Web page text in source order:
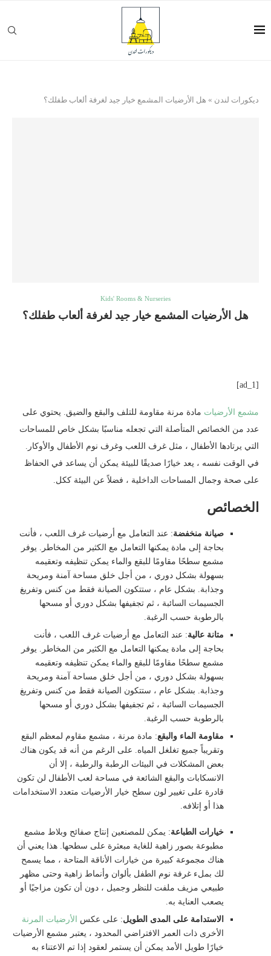
ديكورات لندن » هل الأرضيات المشمع خيار جيد لغرفة ألعاب طفلك؟
Kids' Rooms & Nurseries
هل الأرضيات المشمع خيار جيد لغرفة ألعاب طفلك؟
[ad_1]
مشمع الأرضيات مادة مرنة مقاومة للتلف والبقع والضيق. يحتوي على
عدد من الخصائص المتأصلة التي تجعله مناسبًا بشكل خاص للمساحات
التي يرتادها الأطفال ، مثل غرف اللعب وغرف نوم الأطفال والأوكار.
في الوقت نفسه ، يعد خيارًا صديقًا للبيئة يمكن أن يساعد في الحفاظ
على صحة وجمال المساحات الداخلية ، فضلاً عن البيئة ككل.
الخصائص
صيانة منخفضة: عند التعامل مع أرضيات غرف اللعب ، فأنت
بحاجة إلى مادة يمكنها التعامل مع الكثير من المخاطر. يوفر
مشمع سطحًا مقاومًا للبقع والماء يمكن تنظيفه وتعقيمه
بسهولة بشكل دوري ، من أجل خلق مساحة آمنة ومريحة
وجذابة. بشكل عام ، ستتكون الصيانة فقط من كنس وتفريغ
الجسيمات السائبة ، ثم تجفيفها بشكل دوري أو مسحها
بالرطوبة حسب الرغبة.
متانة عالية: عند التعامل مع أرضيات غرف اللعب ، فأنت
بحاجة إلى مادة يمكنها التعامل مع الكثير من المخاطر. يوفر
مشمع سطحًا مقاومًا للبقع والماء يمكن تنظيفه وتعقيمه
بسهولة بشكل دوري ، من أجل خلق مساحة آمنة ومريحة
وجذابة. بشكل عام ، ستتكون الصيانة فقط من كنس وتفريغ
الجسيمات السائبة ، ثم تجفيفها بشكل دوري أو مسحها
بالرطوبة حسب الرغبة.
مقاومة الماء والبقع: مادة مرنة ، مشمع مقاوم لمعظم البقع
وتقريباً جميع تغلغل المياه. على الرغم من أنه قد يكون هناك
بعض المشكلات في البيئات الرطبة والرطبة ، إلا أن
الانسكابات والبقع الشائعة في مساحة لعب الأطفال لن تكون
قادرة على تغيير لون سطح خيار الأرضيات متعدد الاستخدامات
هذا أو إتلافه.
خيارات الطباعة: يمكن للمصنعين إنتاج صفائح وبلاط مشمع
مطبوعة بصور زاهية للغاية مبعثرة على سطحها. هذا يعني أن
هناك مجموعة كبيرة من خيارات الأناقة المتاحة ، مما يسمح
لك بملء غرفة نوم الطفل بألوان وأنماط زاهية وحتى مظهر
طبيعي مزيف ملفت للنظر وجميل ، دون أن تكون مزاجيًا أو
يصعب العناية به.
الاستدامة على المدى الطويل: على عكس
الأرضيات المرنة
الأخرى ذات العمر الافتراضي المحدود ، يعتبر مشمع الأرضيات
خيارًا طويل الأمد يمكن أن يستمر لعقود إذا تم الاعتناء به